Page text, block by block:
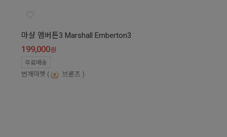
마샬 엠버튼3 Marshall Emberton3
199,000원
무료배송
번개마켓 브론즈